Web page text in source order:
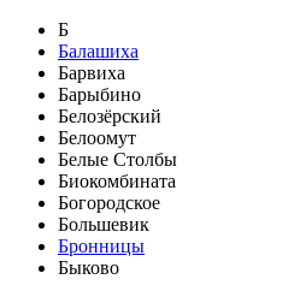
Б
Балашиха
Барвиха
Барыбино
Белозёрский
Белоомут
Белые Столбы
Биокомбината
Богородское
Большевик
Бронницы
Быково